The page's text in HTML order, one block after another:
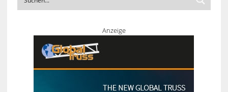
Anzeige